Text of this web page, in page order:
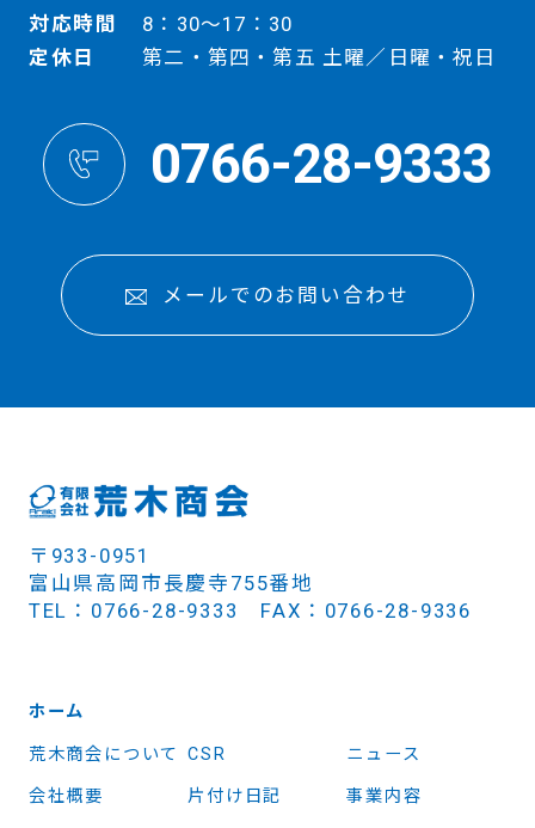
対応時間
8：30～17：30
定休日
第二・第四・第五 土曜／日曜・祝日
0766-28-9333
メールでのお問い合わせ
〒933-0951
富山県高岡市長慶寺755番地
TEL：0766-28-9333 FAX：0766-28-9336
ホーム
荒木商会について CSR ニュース
会社概要 片付け日記 事業内容